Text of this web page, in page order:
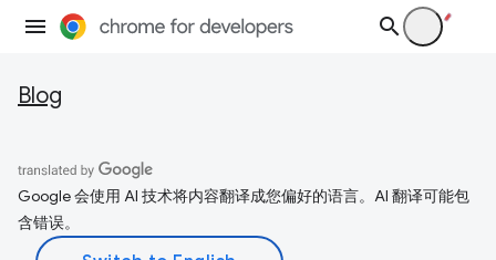
Blog
Google 会使用 AI 技术将内容翻译成您偏好的语言。AI 翻译可能包
含错误。